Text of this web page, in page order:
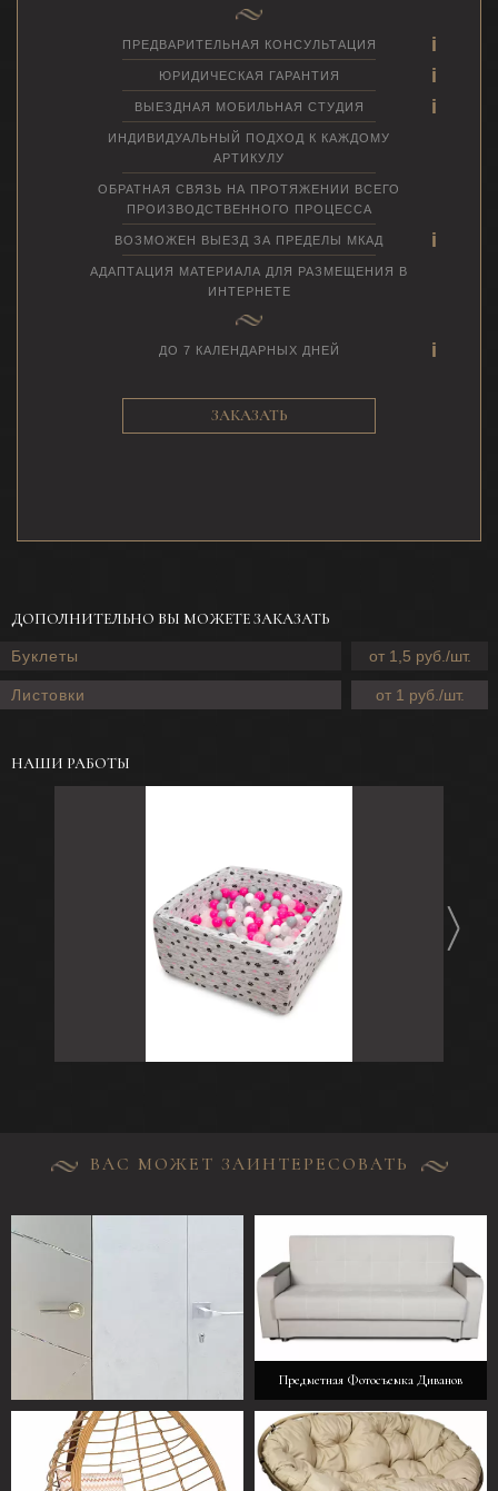
ПРЕДВАРИТЕЛЬНАЯ КОНСУЛЬТАЦИЯ
ЮРИДИЧЕСКАЯ ГАРАНТИЯ
ВЫЕЗДНАЯ МОБИЛЬНАЯ СТУДИЯ
ИНДИВИДУАЛЬНЫЙ ПОДХОД К КАЖДОМУ
АРТИКУЛУ
ОБРАТНАЯ СВЯЗЬ НА ПРОТЯЖЕНИИ ВСЕГО
ПРОИЗВОДСТВЕННОГО ПРОЦЕССА
ВОЗМОЖЕН ВЫЕЗД ЗА ПРЕДЕЛЫ МКАД
АДАПТАЦИЯ МАТЕРИАЛА ДЛЯ РАЗМЕЩЕНИЯ В
ИНТЕРНЕТЕ
ДО 7 КАЛЕНДАРНЫХ ДНЕЙ
ЗАКАЗАТЬ
ДОПОЛНИТЕЛЬНО ВЫ МОЖЕТЕ ЗАКАЗАТЬ
Буклеты от 1,5 руб./шт.
Листовки от 1 руб./шт.
НАШИ РАБОТЫ
ВАС МОЖЕТ ЗАИНТЕРЕСОВАТЬ
Предметная Фотосъемка Дверей
Предметная Фотосъемка Диванов